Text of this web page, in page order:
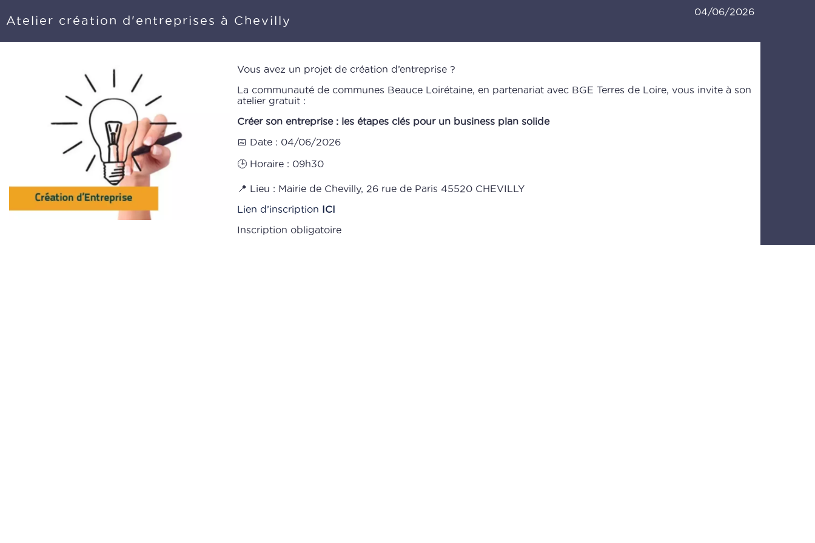
Atelier création d'entreprises à Chevilly
04/06/2026
Vous avez un projet de création d’entreprise ?
La communauté de communes Beauce Loirétaine, en partenariat avec BGE Terres de Loire, vous invite à son
atelier gratuit :
Créer son entreprise : les étapes clés pour un business plan solide
📅 Date : 04/06/2026
🕒 Horaire : 09h30
📍 Lieu : Mairie de Chevilly, 26 rue de Paris 45520 CHEVILLY
Lien d’inscription ICI
Inscription obligatoire